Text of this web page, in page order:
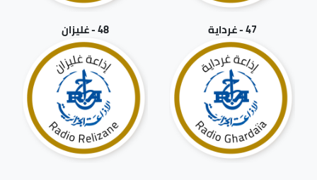
47 - غرداية 48 - غليزان